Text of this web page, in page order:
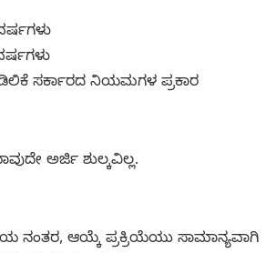
ಸರ್ಕಾರದ ನಿಯಮಗಳ ಪ್ರಕಾರ
ಅರ್ಜಿ ಶುಲ್ಕವಿಲ್ಲ.​
ನಂತರ, ಆಯ್ಕೆ ಪ್ರಕ್ರಿಯೆಯು ಸಾಮಾನ್ಯವಾಗಿ